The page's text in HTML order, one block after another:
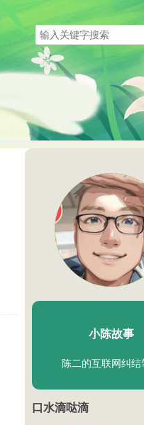
搜
索
关
键
字
陈二Chenèr
小陈故事
陈二的互联网纠结
口水滴哒滴